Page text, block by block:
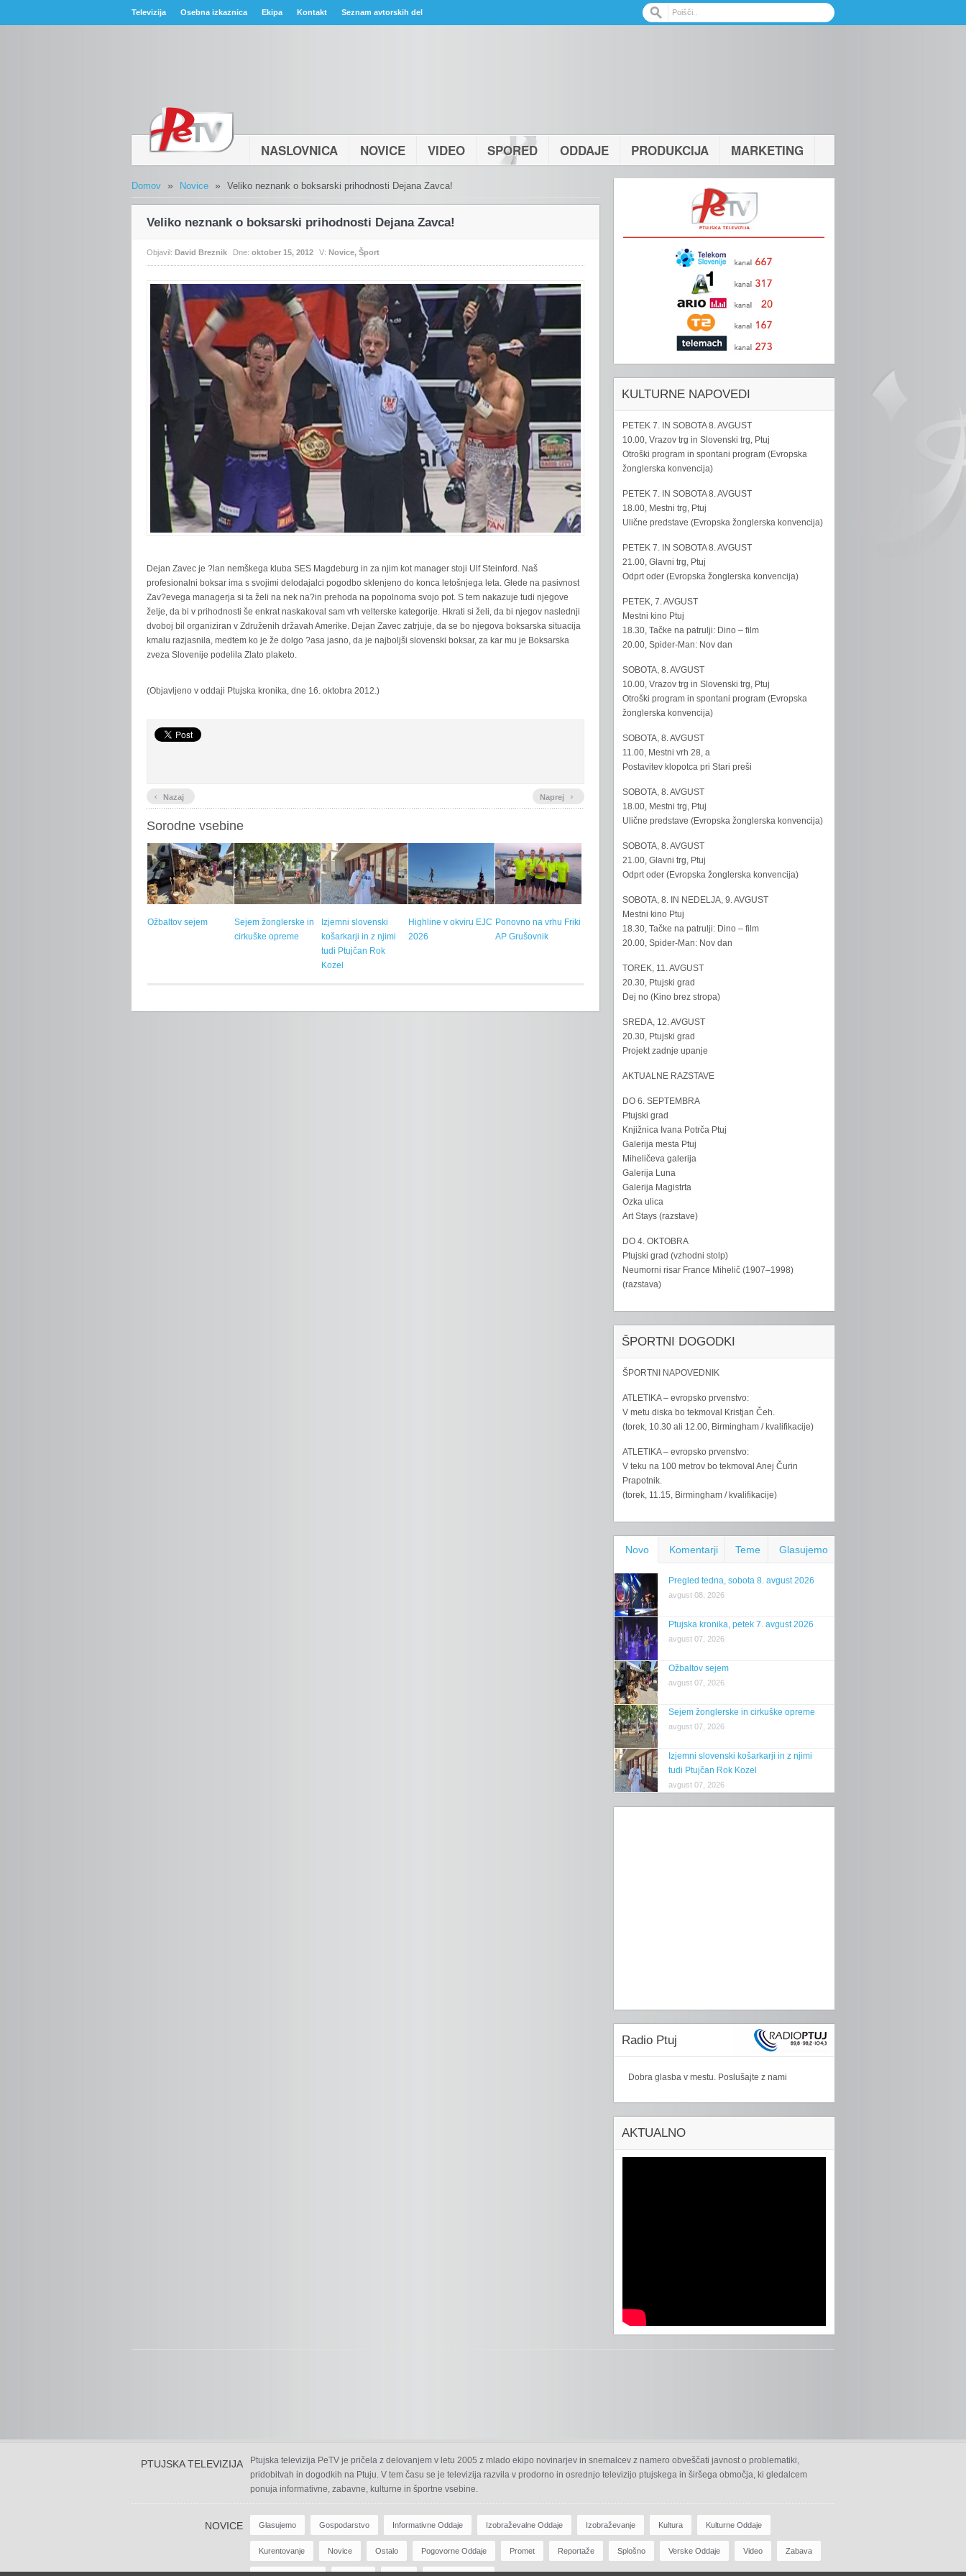
Televizija Osebna izkaznica Ekipa Kontakt Seznam avtorskih del
NASLOVNICA NOVICE VIDEO SPORED ODDAJE PRODUKCIJA MARKETING
Domov » Novice » Veliko neznank o boksarski prihodnosti Dejana Zavca!
Veliko neznank o boksarski prihodnosti Dejana Zavca!
Objavil: David Breznik Dne: oktober 15, 2012 V: Novice, Šport
Dejan Zavec je ?lan nemškega kluba SES Magdeburg in za njim kot manager stoji Ulf Steinford. Naš
profesionalni boksar ima s svojimi delodajalci pogodbo sklenjeno do konca letošnjega leta. Glede na pasivnost
Zav?evega managerja si ta želi na nek na?in prehoda na popolnoma svojo pot. S tem nakazuje tudi njegove
želje, da bi v prihodnosti še enkrat naskakoval sam vrh velterske kategorije. Hkrati si želi, da bi njegov naslednji
dvoboj bil organiziran v Združenih državah Amerike. Dejan Zavec zatrjuje, da se bo njegova boksarska situacija
kmalu razjasnila, medtem ko je že dolgo ?asa jasno, da je najboljši slovenski boksar, za kar mu je Boksarska
zveza Slovenije podelila Zlato plaketo.
(Objavljeno v oddaji Ptujska kronika, dne 16. oktobra 2012.)
‹ Nazaj Naprej ›
Sorodne vsebine
Ožbaltov sejem
Sejem žonglerske in
cirkuške opreme
Izjemni slovenski
košarkarji in z njimi
tudi Ptujčan Rok
Kozel
Highline v okviru EJC
2026
Ponovno na vrhu Friki
AP Grušovnik
KULTURNE NAPOVEDI
PETEK 7. IN SOBOTA 8. AVGUST
10.00, Vrazov trg in Slovenski trg, Ptuj
Otroški program in spontani program (Evropska
žonglerska konvencija)
PETEK 7. IN SOBOTA 8. AVGUST
18.00, Mestni trg, Ptuj
Ulične predstave (Evropska žonglerska konvencija)
PETEK 7. IN SOBOTA 8. AVGUST
21.00, Glavni trg, Ptuj
Odprt oder (Evropska žonglerska konvencija)
PETEK, 7. AVGUST
Mestni kino Ptuj
18.30, Tačke na patrulji: Dino – film
20.00, Spider-Man: Nov dan
SOBOTA, 8. AVGUST
10.00, Vrazov trg in Slovenski trg, Ptuj
Otroški program in spontani program (Evropska
žonglerska konvencija)
SOBOTA, 8. AVGUST
11.00, Mestni vrh 28, a
Postavitev klopotca pri Stari preši
SOBOTA, 8. AVGUST
18.00, Mestni trg, Ptuj
Ulične predstave (Evropska žonglerska konvencija)
SOBOTA, 8. AVGUST
21.00, Glavni trg, Ptuj
Odprt oder (Evropska žonglerska konvencija)
SOBOTA, 8. IN NEDELJA, 9. AVGUST
Mestni kino Ptuj
18.30, Tačke na patrulji: Dino – film
20.00, Spider-Man: Nov dan
TOREK, 11. AVGUST
20.30, Ptujski grad
Dej no (Kino brez stropa)
SREDA, 12. AVGUST
20.30, Ptujski grad
Projekt zadnje upanje
AKTUALNE RAZSTAVE
DO 6. SEPTEMBRA
Ptujski grad
Knjižnica Ivana Potrča Ptuj
Galerija mesta Ptuj
Miheličeva galerija
Galerija Luna
Galerija Magistrta
Ozka ulica
Art Stays (razstave)
DO 4. OKTOBRA
Ptujski grad (vzhodni stolp)
Neumorni risar France Mihelič (1907–1998)
(razstava)
ŠPORTNI DOGODKI
ŠPORTNI NAPOVEDNIK
ATLETIKA – evropsko prvenstvo:
V metu diska bo tekmoval Kristjan Čeh.
(torek, 10.30 ali 12.00, Birmingham / kvalifikacije)
ATLETIKA – evropsko prvenstvo:
V teku na 100 metrov bo tekmoval Anej Čurin
Prapotnik.
(torek, 11.15, Birmingham / kvalifikacije)
Novo Komentarji Teme Glasujemo
Pregled tedna, sobota 8. avgust 2026
avgust 08, 2026
Ptujska kronika, petek 7. avgust 2026
avgust 07, 2026
Ožbaltov sejem
avgust 07, 2026
Sejem žonglerske in cirkuške opreme
avgust 07, 2026
Izjemni slovenski košarkarji in z njimi
tudi Ptujčan Rok Kozel
avgust 07, 2026
Radio Ptuj
Dobra glasba v mestu. Poslušajte z nami
AKTUALNO
PTUJSKA TELEVIZIJA
Ptujska televizija PeTV je pričela z delovanjem v letu 2005 z mlado ekipo novinarjev in snemalcev z namero obveščati javnost o problematiki,
pridobitvah in dogodkih na Ptuju. V tem času se je televizija razvila v prodorno in osrednjo televizijo ptujskega in širšega območja, ki gledalcem
ponuja informativne, zabavne, kulturne in športne vsebine.
NOVICE Glasujemo Gospodarstvo Informativne Oddaje Izobraževalne Oddaje Izobraževanje Kultura Kulturne Oddaje
Kurentovanje Novice Ostalo Pogovorne Oddaje Promet Reportaže Splošno Verske Oddaje Video Zabava